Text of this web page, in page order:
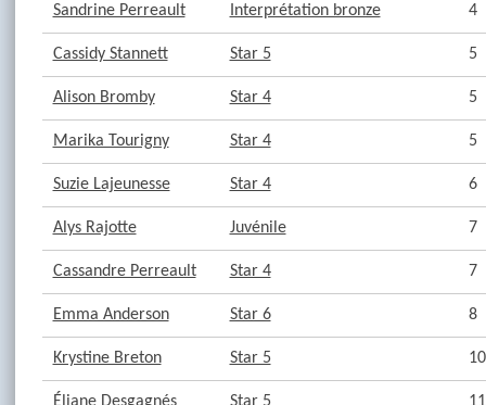
Sandrine Perreault Interprétation bronze 4
Cassidy Stannett Star 5 5
Alison Bromby Star 4 5
Marika Tourigny Star 4 5
Suzie Lajeunesse Star 4 6
Alys Rajotte Juvénile 7
Cassandre Perreault Star 4 7
Emma Anderson Star 6 8
Krystine Breton Star 5 10